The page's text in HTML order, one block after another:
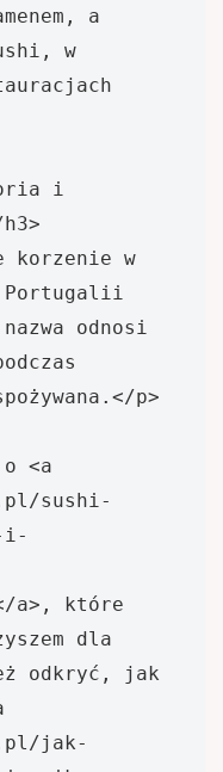
a
w
i
korzenie w
Portugalii
odnosi
p>
<a
sushi-
i-
a>, które
dla
odkryć, jak
jak-